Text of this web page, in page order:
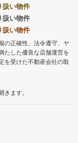
扱い物件
扱い物件
扱い物件
の正確性、法令遵守、ヤ
たした優良な店舗運営を
を受けた不動産会社の取
ます。